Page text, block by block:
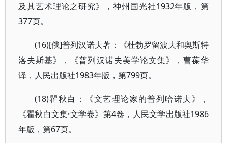
及其艺术理论之研究》，神州国光社1932年版，第
377页。
(16)[俄]普列汉诺夫著：《杜勃罗留波夫和奥斯特
洛夫斯基》，《普列汉诺夫美学论文集》，曹葆华
译，人民出版社1983年版，第799页。
(18)瞿秋白：《文艺理论家的普列哈诺夫》，
《瞿秋白文集·文学卷》第4卷，人民文学出版社1986
年版，第67页。